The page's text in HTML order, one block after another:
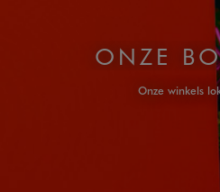
ONZE
Onze winkels